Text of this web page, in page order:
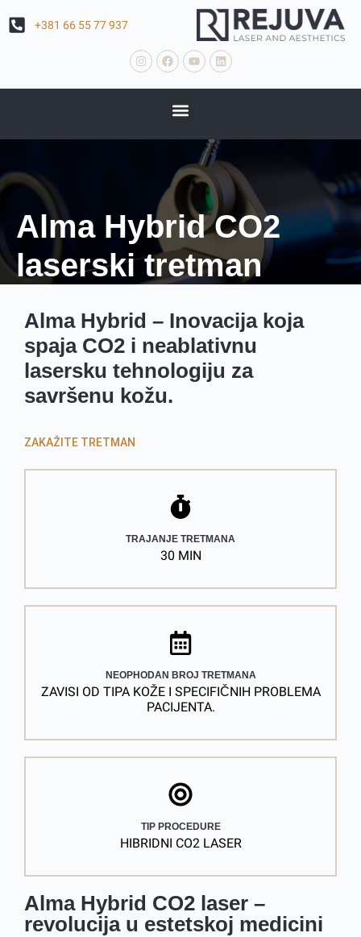
S
k
o
n
+381 66 55 77 937
Alma Hybrid CO2
laserski tretman
Alma Hybrid – Inovacija koja
spaja CO2 i neablativnu
lasersku tehnologiju za
savršenu kožu.
ZAKAŽITE TRETMAN
TRAJANJE TRETMANA
30 MIN
NEOPHODAN BROJ TRETMANA
ZAVISI OD TIPA KOŽE I SPECIFIČNIH PROBLEMA
PACIJENTA.
TIP PROCEDURE
HIBRIDNI CO2 LASER
Alma Hybrid CO2 laser –
revolucija u estetskoj medicini